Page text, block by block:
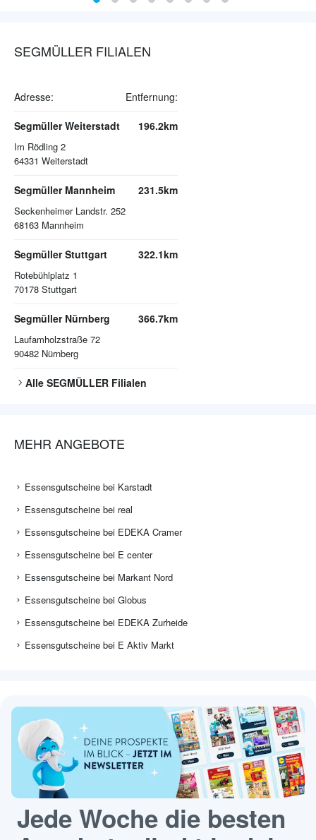
SEGMÜLLER FILIALEN
Adresse: Entfernung:
Segmüller Weiterstadt
Im Rödling 2
64331 Weiterstadt
196.2km
Segmüller Mannheim
Seckenheimer Landstr. 252
68163 Mannheim
231.5km
Segmüller Stuttgart
Rotebühlplatz 1
70178 Stuttgart
322.1km
Segmüller Nürnberg
Laufamholzstraße 72
90482 Nürnberg
366.7km
Alle SEGMÜLLER Filialen
MEHR ANGEBOTE
Essensgutscheine bei Karstadt
Essensgutscheine bei real
Essensgutscheine bei EDEKA Cramer
Essensgutscheine bei E center
Essensgutscheine bei Markant Nord
Essensgutscheine bei Globus
Essensgutscheine bei EDEKA Zurheide
Essensgutscheine bei E Aktiv Markt
Jede Woche die besten